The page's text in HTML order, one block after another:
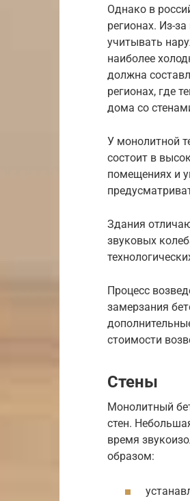
Однако в
регионах. Из-
учитывать
наиболее
должна
регионах, где
дома со
У монолитной
состоит в
помещениях и
Здания
звуковых
Процесс
замерзания
стоимости
Стены
Монолитный
стен.
время
образом: